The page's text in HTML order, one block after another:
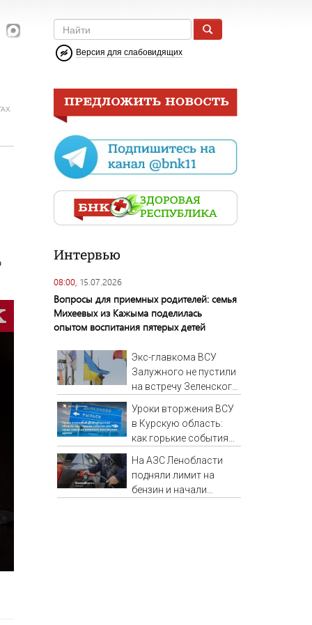
Версия для слабовидящих
Интервью
08:00, 15.07.2026
Вопросы для приемных родителей: семья
Михеевых из Кажыма поделилась
опытом воспитания пятерых детей
Экс-главкома ВСУ
Залужного не пустили
на встречу Зеленского
министром
Уроки вторжения ВСУ
в Курскую область:
как горькие события
навсегда изменили
российскую армию
На АЗС Ленобласти
подняли лимит на
бензин и начали